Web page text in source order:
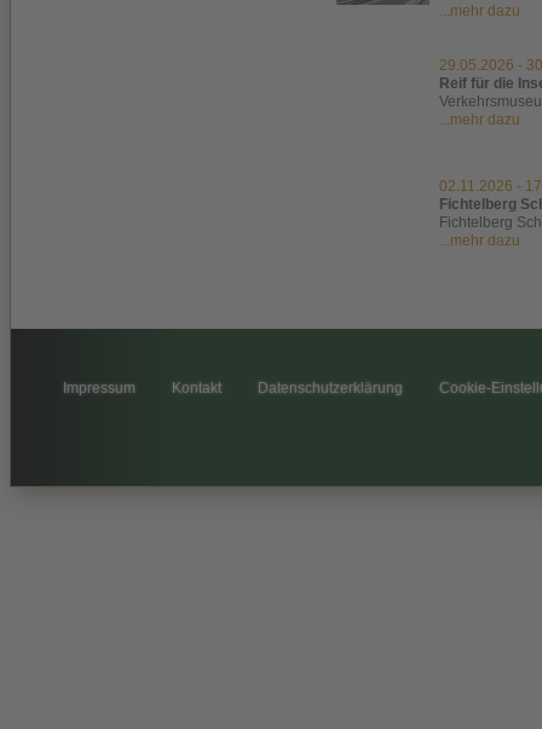
...mehr dazu
29.05.2026 -
Reif für die
...mehr dazu
02.11.2026 -
Fichtelberg
Fichtelberg
...mehr dazu
Impressum Kontakt Datenschutzerklärung Cookie-